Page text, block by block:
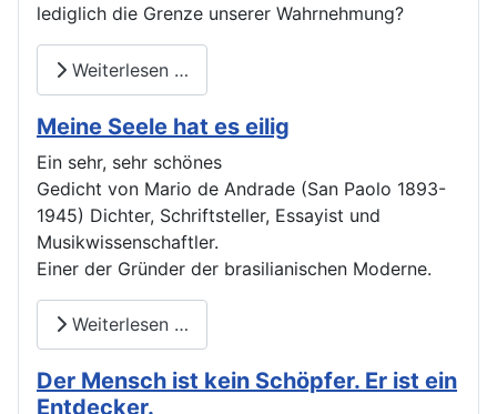
lediglich die Grenze unserer Wahrnehmung?
Weiterlesen …
Meine Seele hat es eilig
Ein sehr, sehr schönes
Gedicht von Mario de Andrade (San Paolo 1893-
1945) Dichter, Schriftsteller, Essayist und
Musikwissenschaftler.
Einer der Gründer der brasilianischen Moderne.
Weiterlesen …
Der Mensch ist kein Schöpfer. Er ist ein
Entdecker.